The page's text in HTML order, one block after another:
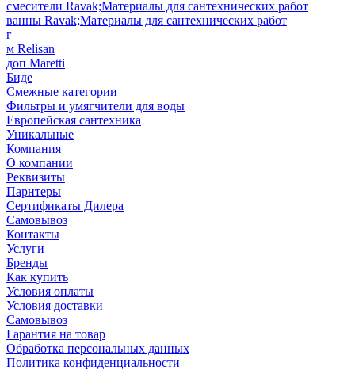
смесители Ravak;Материалы для сантехнических работ
ванны Ravak;Материалы для сантехнических работ
г
м Relisan
доп Maretti
Биде
Смежные категории
Фильтры и умягчители для воды
Европейская сантехника
Уникальные
Компания
О компании
Реквизиты
Парнтеры
Сертификаты Дилера
Самовывоз
Контакты
Услуги
Бренды
Как купить
Условия оплаты
Условия доставки
Самовывоз
Гарантия на товар
Обработка персональных данных
Политика конфиденциальности